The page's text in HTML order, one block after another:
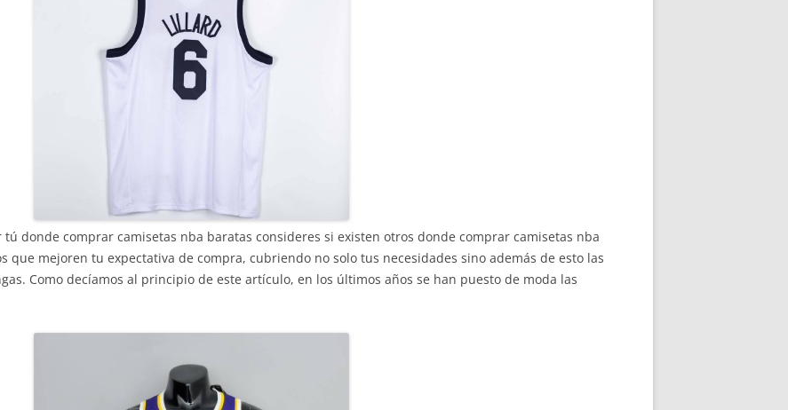
donde comprar camisetas nba baratas consideres si existen otros donde comprar camisetas nba
que mejoren tu expectativa de compra, cubriendo no solo tus necesidades sino además de esto las
Como decíamos al principio de este artículo, en los últimos años se han puesto de moda las